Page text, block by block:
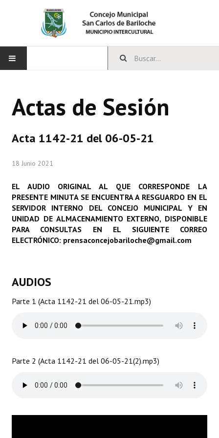
CONCEJO
Comisiones Especiales
Concejales Mandato Cumplido
Programas
Informes de Gestión
Actas de Sesión
Acta 1142-21 del 06-05-21
18 Junio 2021
EL AUDIO ORIGINAL AL QUE CORRESPONDE LA
PRESENTE MINUTA SE ENCUENTRA A RESGUARDO EN EL
SERVIDOR INTERNO DEL CONCEJO MUNICIPAL Y EN
UNIDAD DE ALMACENAMIENTO EXTERNO, DISPONIBLE
PARA CONSULTAS EN EL SIGUIENTE CORREO
ELECTRÓNICO: prensaconcejobariloche@gmail.com
AUDIOS
Parte 1 (Acta 1142-21 del 06-05-21.mp3)
Parte 2 (Acta 1142-21 del 06-05-21(2).mp3)